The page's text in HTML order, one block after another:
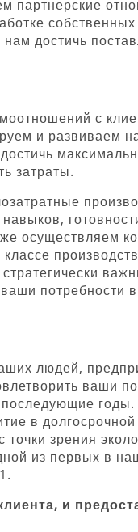
партнерские
собственных
достичь
с
и развиваем
затраты.
осуществляем
потребности
людей,
ваши
последующие
в долгосрочной
зрения
из первых в
и